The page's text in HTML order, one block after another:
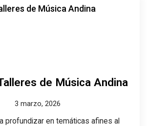
de Música Andina
3 marzo, 2026
profundizar en temáticas afines al